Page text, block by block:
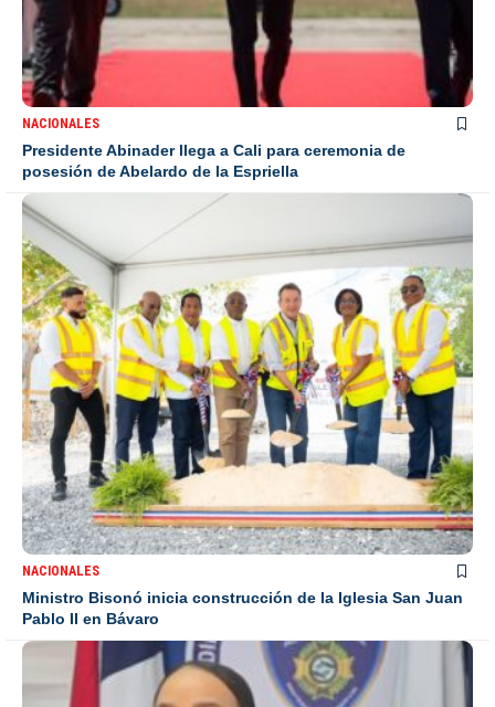
NACIONALES
Presidente Abinader llega a Cali para ceremonia de
posesión de Abelardo de la Espriella
NACIONALES
Ministro Bisonó inicia construcción de la Iglesia San Juan
Pablo II en Bávaro